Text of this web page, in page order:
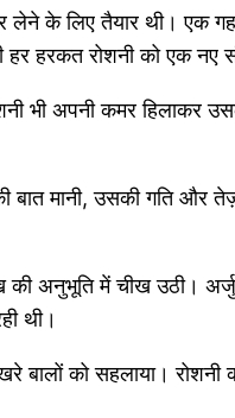
लेने के लिए तैयार थी। एक
हरकत रोशनी को एक नए
भी अपनी कमर
मानी, उसकी गति
में चीख उठी।
थी।
को सहलाया।